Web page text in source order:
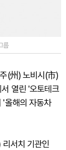
룹
(州) 노비시(市)
열린 '오토테크
해의 자동차
서치 기관인